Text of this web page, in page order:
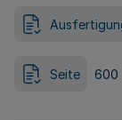
Seite 600